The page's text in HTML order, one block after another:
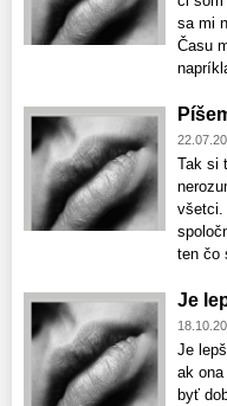
sa mi
Času
Tak si
všetci.
ten čo
Je
Je
ak
byť